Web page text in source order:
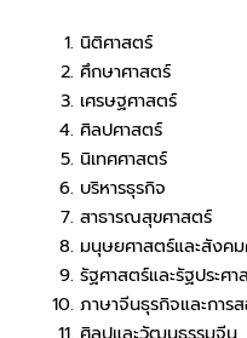
นิติศาสตร์
ศึกษาศาสตร์
เศรษฐศาสตร์
ศิลปศาสตร์
นิเทศศาสตร์
บริหารธุรกิจ
สาธารณสุขศาสตร์
มนุษยศาสตร์และสังค
รัฐศาสตร์และรัฐประศ
ภาษาจีนธุรกิจและการ